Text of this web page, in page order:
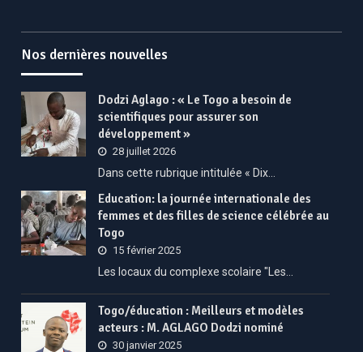
Nos dernières nouvelles
Dodzi Aglago : « Le Togo a besoin de
scientifiques pour assurer son
développement »
28 juillet 2026
Dans cette rubrique intitulée « Dix…
Education: la journée internationale des
femmes et des filles de science célébrée au
Togo
15 février 2025
Les locaux du complexe scolaire "Les…
Togo/éducation : Meilleurs et modèles
acteurs : M. AGLAGO Dodzi nominé
30 janvier 2025